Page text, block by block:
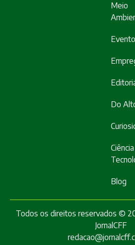
Meio
Do
Blog
Todos os direitos reservados ©
JornalCFF